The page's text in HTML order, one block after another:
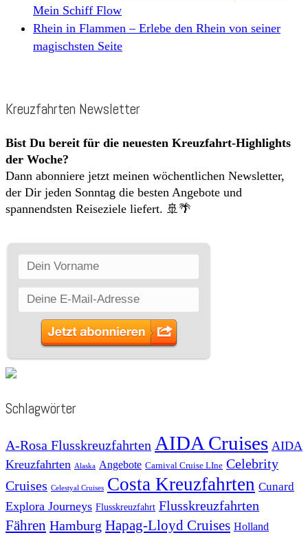
Mein Schiff Flow
Rhein in Flammen – Erlebe den Rhein von seiner
magischsten Seite
Kreuzfahrten Newsletter
Bist Du bereit für die neuesten Kreuzfahrt-Highlights
der Woche?
Dann abonniere jetzt meinen wöchentlichen Newsletter,
der Dir jeden Sonntag die besten Angebote und
spannendsten Reiseziele liefert. 🚢🌴
Schlagwörter
A-Rosa Flusskreuzfahrten AIDA Cruises AIDA
Kreuzfahrten
Alaska Angebote Carnival Cruise LIne Celebrity
Cruises Celestyal Cruises Costa Kreuzfahrten Cunard
Explora Journeys Flusskreuzfahrt Flusskreuzfahrten
Fähren Hamburg Hapag-Lloyd Cruises Holland